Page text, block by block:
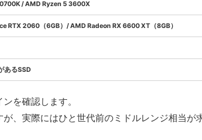
/ AMD Ryzen 5 3600X
RTX 2060（6GB）/ AMD Radeon RX 6600 XT（8GB）
あるSSD
を確認します。
、実際にはひと世代前のミドルレンジ相当が